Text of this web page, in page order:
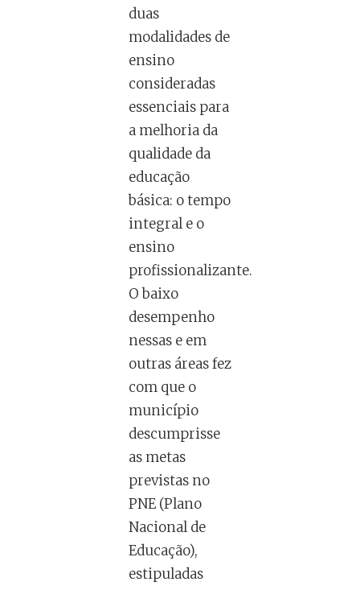
duas
modalidades de
ensino
consideradas
essenciais para
a melhoria da
qualidade da
educação
básica: o tempo
integral e o
ensino
profissionalizante.
O baixo
desempenho
nessas e em
outras áreas fez
com que o
município
descumprisse
as metas
previstas no
PNE (Plano
Nacional de
Educação),
estipuladas